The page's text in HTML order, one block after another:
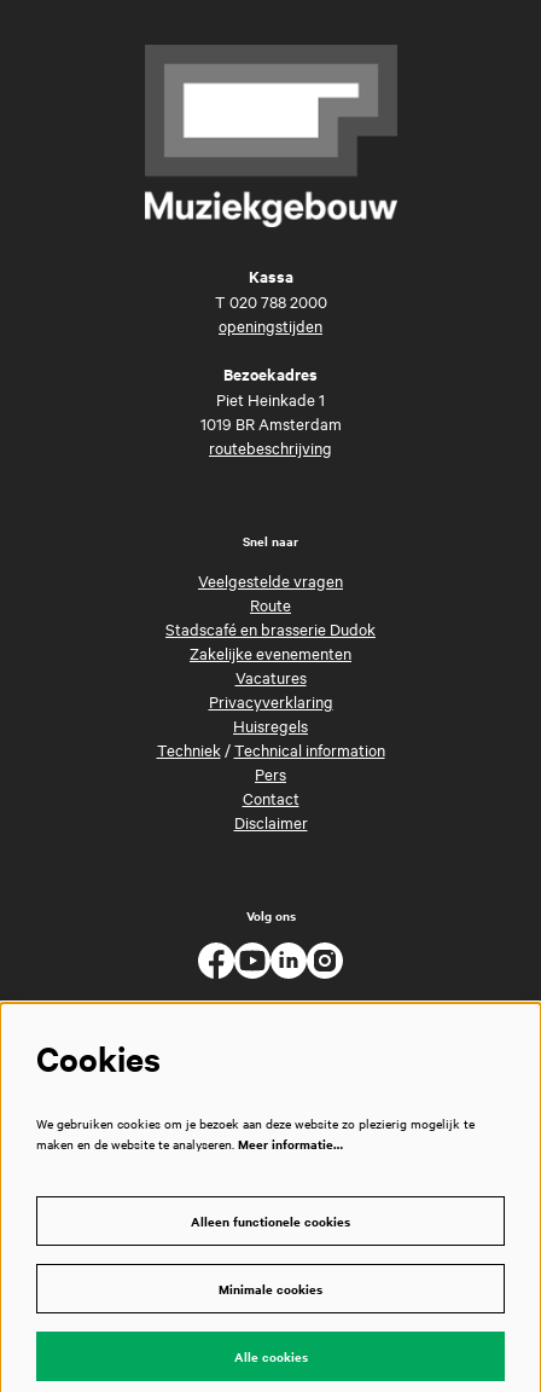
Kassa
T 020 788 2000
openingstijden
Bezoekadres
Piet Heinkade 1
1019 BR Amsterdam
routebeschrijving
Snel naar
Veelgestelde vragen
Route
Stadscafé en brasserie Dudok
Zakelijke evenementen
Vacatures
Privacyverklaring
Huisregels
Techniek/Technical information
Pers
Contact
Disclaimer
Volg ons
Powered byCultureSuite
Cookies
We gebruiken cookies om je bezoek aan deze website zo plezierig mogelijk te
maken en de website te analyseren. Meer informatie…
Alleen functionele cookies
Minimale cookies
Alle cookies